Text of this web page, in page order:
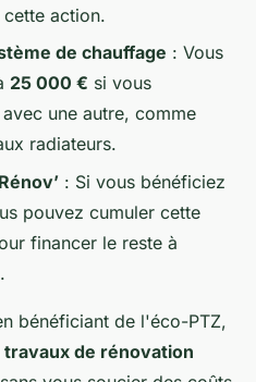
action.
de chauffage : Vous
25 000 € si vous
une autre, comme
radiateurs.
: Si vous bénéficiez
pouvez cumuler cette
financer le reste à
bénéficiant de l'éco-PTZ,
travaux de rénovation